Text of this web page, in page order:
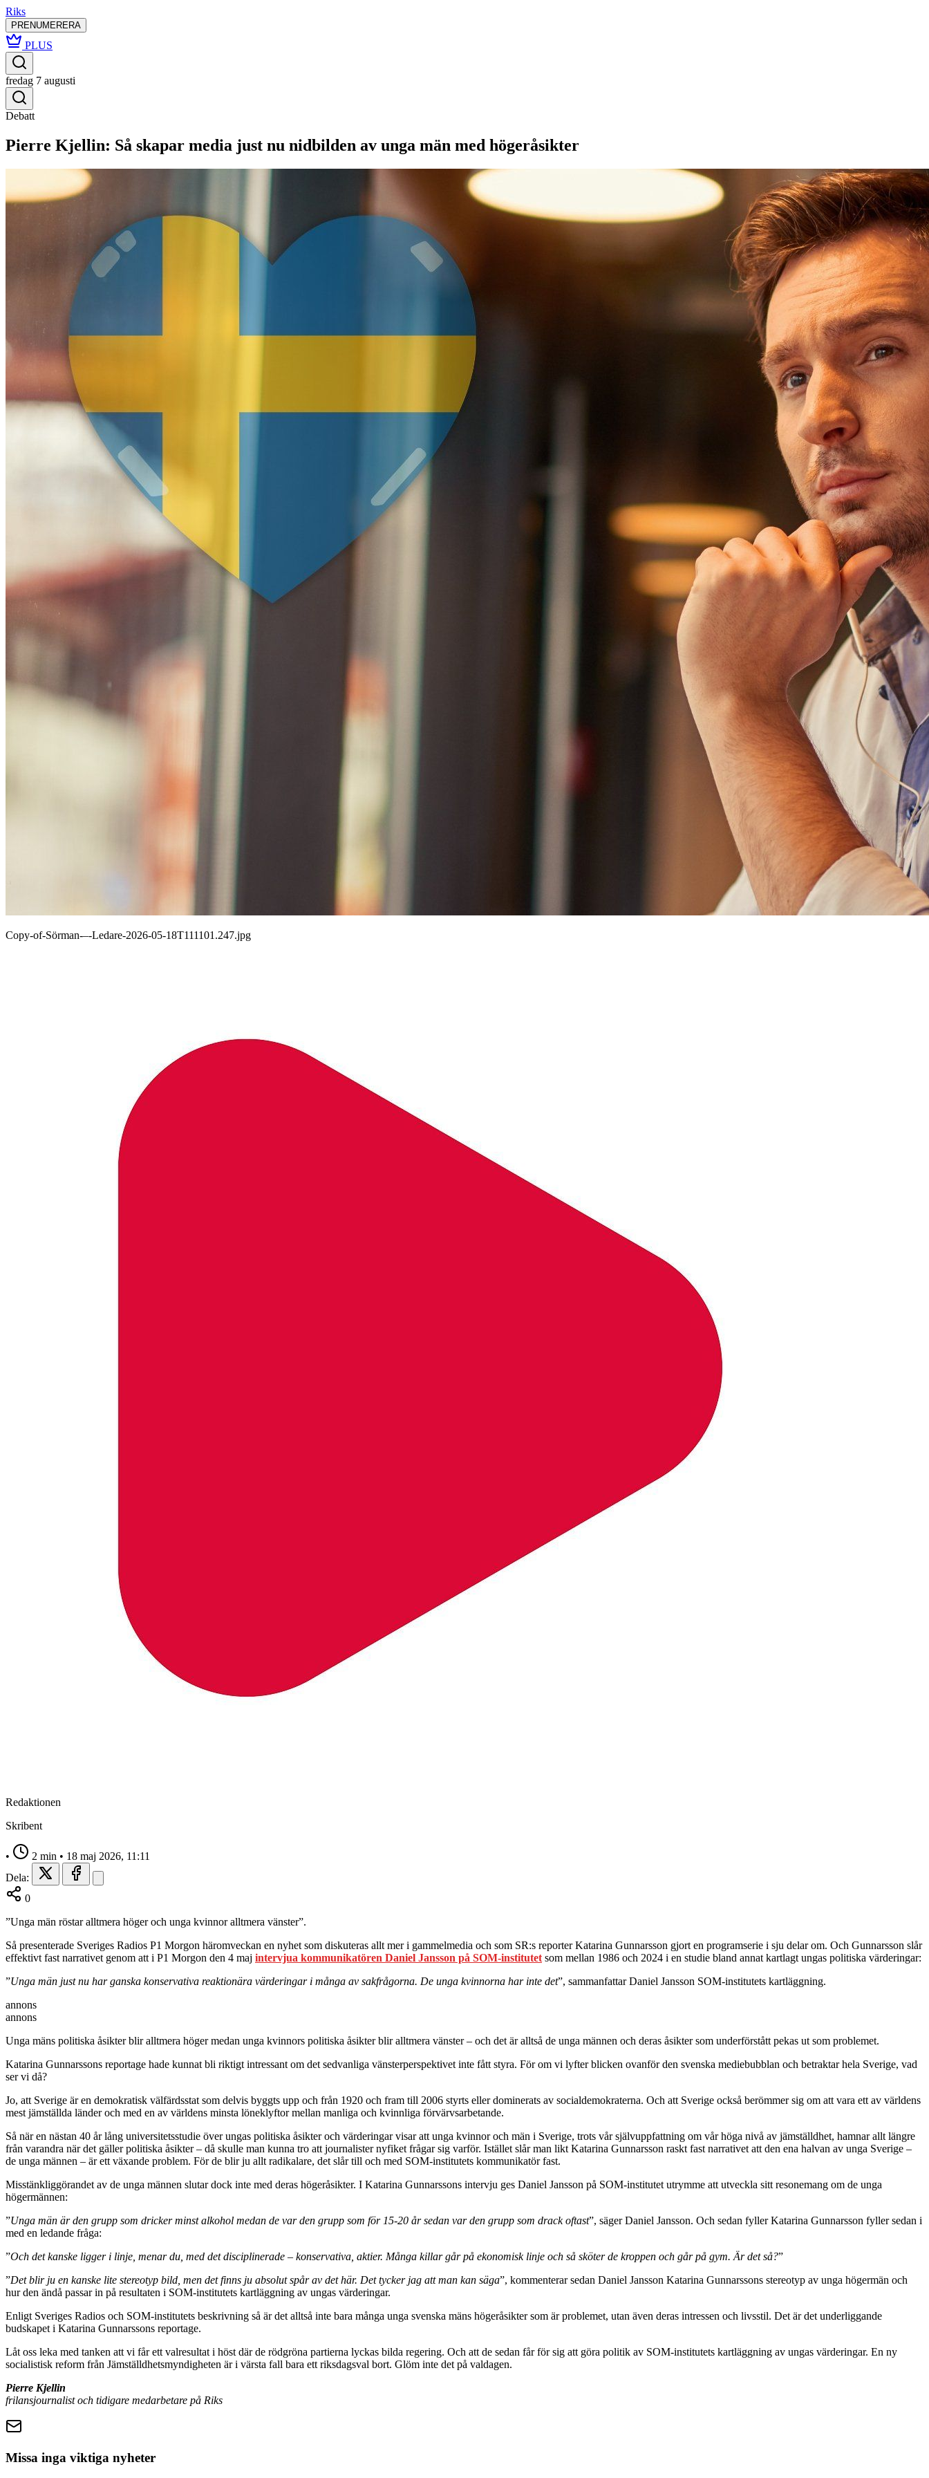
Riks
PRENUMERERA
PLUS
fredag 7 augusti
Debatt
Pierre Kjellin: Så skapar media just nu nidbilden av unga män med högeråsikter
Copy-of-Sörman-–-Ledare-2026-05-18T111101.247.jpg
Redaktionen
Skribent
• 2 min • 18 maj 2026, 11:11
Dela:
0
”Unga män röstar alltmera höger och unga kvinnor alltmera vänster”.
Så presenterade Sveriges Radios P1 Morgon häromveckan en nyhet som diskuteras allt mer i gammelmedia och som SR:s reporter Katarina Gunnarsson gjort en programserie i sju delar om. Och Gunnarsson slår
effektivt fast narrativet genom att i P1 Morgon den 4 maj intervjua kommunikatören Daniel Jansson på SOM-institutet som mellan 1986 och 2024 i en studie bland annat kartlagt ungas politiska värderingar:
”Unga män just nu har ganska konservativa reaktionära värderingar i många av sakfrågorna. De unga kvinnorna har inte det”, sammanfattar Daniel Jansson SOM-institutets kartläggning.
annons
annons
Unga mäns politiska åsikter blir alltmera höger medan unga kvinnors politiska åsikter blir alltmera vänster – och det är alltså de unga männen och deras åsikter som underförstått pekas ut som problemet.
Katarina Gunnarssons reportage hade kunnat bli riktigt intressant om det sedvanliga vänsterperspektivet inte fått styra. För om vi lyfter blicken ovanför den svenska mediebubblan och betraktar hela Sverige, vad
ser vi då?
Jo, att Sverige är en demokratisk välfärdsstat som delvis byggts upp och från 1920 och fram till 2006 styrts eller dominerats av socialdemokraterna. Och att Sverige också berömmer sig om att vara ett av världens
mest jämställda länder och med en av världens minsta löneklyftor mellan manliga och kvinnliga förvärvsarbetande.
Så när en nästan 40 år lång universitetsstudie över ungas politiska åsikter och värderingar visar att unga kvinnor och män i Sverige, trots vår självuppfattning om vår höga nivå av jämställdhet, hamnar allt längre
från varandra när det gäller politiska åsikter – då skulle man kunna tro att journalister nyfiket frågar sig varför. Istället slår man likt Katarina Gunnarsson raskt fast narrativet att den ena halvan av unga Sverige –
de unga männen – är ett växande problem. För de blir ju allt radikalare, det slår till och med SOM-institutets kommunikatör fast.
Misstänkliggörandet av de unga männen slutar dock inte med deras högeråsikter. I Katarina Gunnarssons intervju ges Daniel Jansson på SOM-institutet utrymme att utveckla sitt resonemang om de unga
högermännen:
”Unga män är den grupp som dricker minst alkohol medan de var den grupp som för 15-20 år sedan var den grupp som drack oftast”, säger Daniel Jansson. Och sedan fyller Katarina Gunnarsson fyller sedan i
med en ledande fråga:
”Och det kanske ligger i linje, menar du, med det disciplinerade – konservativa, aktier. Många killar går på ekonomisk linje och så sköter de kroppen och går på gym. Är det så?”
”Det blir ju en kanske lite stereotyp bild, men det finns ju absolut spår av det här. Det tycker jag att man kan säga”, kommenterar sedan Daniel Jansson Katarina Gunnarssons stereotyp av unga högermän och
hur den ändå passar in på resultaten i SOM-institutets kartläggning av ungas värderingar.
Enligt Sveriges Radios och SOM-institutets beskrivning så är det alltså inte bara många unga svenska mäns högeråsikter som är problemet, utan även deras intressen och livsstil. Det är det underliggande
budskapet i Katarina Gunnarssons reportage.
Låt oss leka med tanken att vi får ett valresultat i höst där de rödgröna partierna lyckas bilda regering. Och att de sedan får för sig att göra politik av SOM-institutets kartläggning av ungas värderingar. En ny
socialistisk reform från Jämställdhetsmyndigheten är i värsta fall bara ett riksdagsval bort. Glöm inte det på valdagen.
Pierre Kjellin
frilansjournalist och tidigare medarbetare på Riks
Missa inga viktiga nyheter